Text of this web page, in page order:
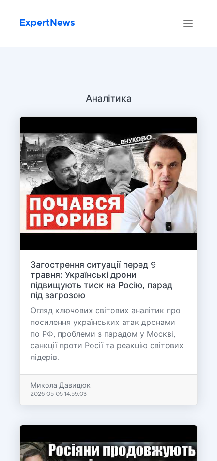
ExpertNews
Аналітика
Загострення ситуації перед 9
травня: Українські дрони
підвищують тиск на Росію, парад
під загрозою
Огляд ключових світових аналітик про
посилення українських атак дронами
по РФ, проблеми з парадом у Москві,
санкції проти Росії та реакцію світових
лідерів.
Микола Давидюк
2026-05-05 14:59:03